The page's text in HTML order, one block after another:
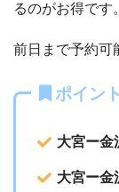
るのがお得です。
前日まで予約可
ポイン
大宮ー金
大宮ー金